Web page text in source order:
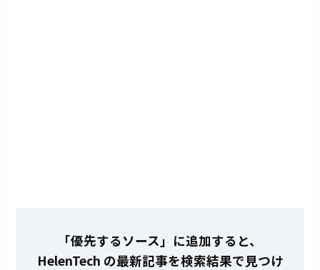
「優先するソース」に追加すると、
HelenTech の最新記事を検索結果で見つけ